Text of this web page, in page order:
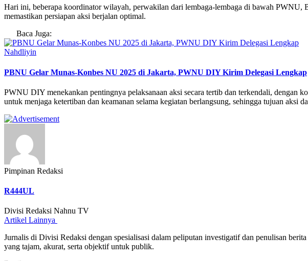
Hari ini, beberapa koordinator wilayah, perwakilan dari lembaga-lembaga di bawah PWNU,
memastikan persiapan aksi berjalan optimal.
Baca Juga:
Nahdliyin
PBNU Gelar Munas-Konbes NU 2025 di Jakarta, PWNU DIY Kirim Delegasi Lengkap
PWNU DIY menekankan pentingnya pelaksanaan aksi secara tertib dan terkendali, dengan
untuk menjaga ketertiban dan keamanan selama kegiatan berlangsung, sehingga tujuan aksi
Pimpinan Redaksi
R444UL
Divisi Redaksi Nahnu TV
Artikel Lainnya
Jurnalis di Divisi Redaksi dengan spesialisasi dalam peliputan investigatif dan penulisan
yang tajam, akurat, serta objektif untuk publik.